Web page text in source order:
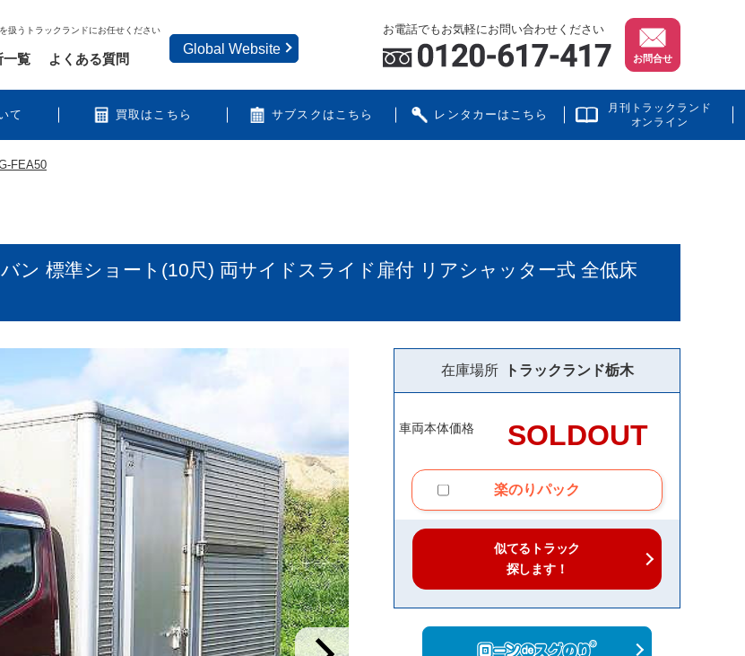
扱うトラックランドにお任せください お電話でもお気軽にお問い合わせください
お問合せ
て 買取はこちら サブスクはこちら レンタカーはこちら
月刊トラックランド
オンライン
一覧 よくある質問
Global Website
FEA50
ン 標準ショート(10尺) 両サイドスライド扉付 リアシャッター式 全低床
在庫場所 トラックランド栃木
車両本体価格 SOLDOUT
楽のりパック
似てるトラック
探します！